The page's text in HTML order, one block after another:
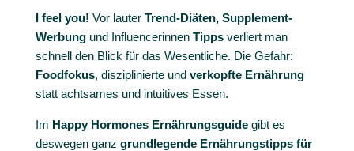
I feel you! Vor lauter Trend-Diäten, Supplement-
Werbungund Influencerinnen Tippsverliert man
schnell den Blick für das Wesentliche. Die Gefahr:
Foodfokus, disziplinierte und verkopfte Ernährung
statt achtsames und intuitives Essen.
Im Happy Hormones Ernährungsguidegibt es
deswegen ganz grundlegende Ernährungstipps für